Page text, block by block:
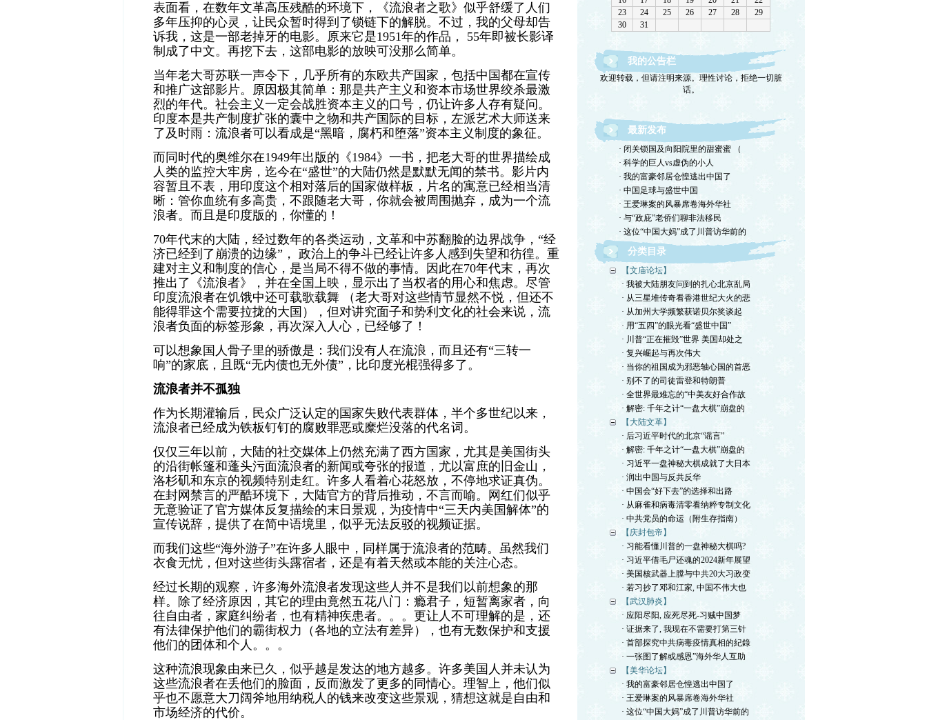
表面看，在数年文革高压残酷的环境下，
《流浪者之歌》似乎舒缓了人们
多年压抑的心灵，让民众暂时得到了锁链下的解脱。不过，我的父母却告
诉我，这是一部老掉牙的电影。原来它是1951年的作品， 55年即被长影译
制成了中文。再挖下去，这部电影的放映可没那么简单。
当年老大哥苏联一声令下，几乎所有的东欧共产国家，包括中国都在宣传
和推广这部影片。原因极其简单：那是共产主义和资本市场世界绞杀最激
烈的年代。社会主义一定会战胜资本主义的口号，仍让许多人存有疑问。
印度本是共产制度扩张的囊中之物和共产国际的目标，左派艺术大师送来
了及时雨：流浪者可以看成是“黑暗，腐朽和堕落”资本主义制度的象征。
而同时代的奥维尔在1949年出版的《1984》一书，把老大哥的世界描绘成
人类的监控大牢房，迄今在“盛世”的大陆仍然是默默无闻的禁书。影片内
容暂且不表，用印度这个相对落后的国家做样板，片名的寓意已经相当清
晰：管你血统有多高贵，不跟随老大哥，你就会被周围抛弃，成为一个流
浪者。而且是印度版的，你懂的！
70年代末的大陆，经过数年的各类运动，文革和中苏翻脸的边界战争，“经
济已经到了崩溃的边缘”， 政治上的争斗已经让许多人感到失望和彷徨。重
建对主义和制度的信心，是当局不得不做的事情。因此在70年代末，再次
推出了 《流浪者》，并在全国上映，显示出了当权者的用心和焦虑。 尽管
印度流浪者在饥饿中还可载歌载舞 （老大哥对这些情节显然不悦，但还不
能得罪这个需要拉拢的大国），但对讲究面子和势利文化的社会来说，流
浪者负面的标签形象，再次深入人心，已经够了！
可以想象国人骨子里的骄傲是：我们没有人在流浪，而且还有“三转一
响”的家底，且既“无内债也无外债”，比印度光棍强得多了。
流浪者并不孤独
作为长期灌输后，民众广泛认定的国家失败代表群体，半个多世纪以来，
流浪者已经成为铁板钉钉的腐败罪恶或糜烂没落的代名词。
仅仅三年以前，大陆的社交媒体上仍然充满了西方国家，尤其是美国街头
的沿街帐篷和蓬头污面流浪者的新闻或夸张的报道，尤以富庶的旧金山，
洛杉矶和东京的视频特别走红。许多人看着心花怒放，不停地求证真伪。
在封网禁言的严酷环境下，大陆官方的背后推动，不言而喻。网红们似乎
无意验证了官方媒体反复描绘的末日景观，为疫情中“三天内美国解体”的
宣传说辞，提供了在简中语境里，似乎无法反驳的视频证据。
而我们这些“海外游子”在许多人眼中，同样属于流浪者的范畴。虽然我们
衣食无忧，但对这些街头露宿者，还是有着天然或本能的关注心态。
经过长期的观察，许多海外流浪者发现这些人并不是我们以前想象的那
样。除了经济原因，其它的理由竟然五花八门：瘾君子，短暂离家者，向
往自由者，家庭纠纷者，也有精神疾患者。。。更让人不可理解的是，还
有法律保护他们的霸街权力（各地的立法有差异），也有无数保护和支援
他们的团体和个人。。。
这种流浪现象由来已久，似乎越是发达的地方越多。许多美国人并未认为
这些流浪者在丢他们的脸面，反而激发了更多的同情心。理智上，他们似
乎也不愿意大刀阔斧地用纳税人的钱来改变这些景观，猜想这就是自由和
市场经济的代价。
我的公告栏
欢迎转载，但请注明来源。理性讨论，拒绝一切脏
话。
最新发布
· 闭关锁国及向阳院里的甜蜜蜜 （
· 科学的巨人vs虚伪的小人
· 我的富豪邻居仓惶逃出中国了
· 中国足球与盛世中国
· 王爱琳案的风暴席卷海外华社
· 与“政庇”老侨们聊非法移民
· 这位“中国大妈”成了川普访华前的
分类目录
【文庙论坛】
· 我被大陆朋友问到的扎心北京乱局
· 从三星堆传奇看香港世纪大火的悲
· 从加州大学频繁获诺贝尔奖谈起
· 用“五四”的眼光看“盛世中国”
· 川普“正在摧毁”世界 美国却处之
· 复兴崛起与再次伟大
· 当你的祖国成为邪恶轴心国的首恶
· 别不了的司徒雷登和特朗普
· 全世界最难忘的“中美友好合作故
· 解密: 千年之计“一盘大棋”崩盘的
【大陆文革】
· 后习近平时代的北京“谣言”
· 解密: 千年之计“一盘大棋”崩盘的
· 习近平一盘神秘大棋成就了大日本
· 润出中国与反共反华
· 中国会“好下去”的选择和出路
· 从麻雀和病毒清零看纳粹专制文化
· 中共党员的命运（附生存指南）
【庆封包帝】
· 习能看懂川普的一盘神秘大棋吗?
· 习近平借毛尸还魂的2024新年展望
· 美国核武器上膛与中共20大习政变
· 若习抄了邓和江家, 中国不伟大也
【武汉肺炎】
· 应阳尽阳, 应死尽死-习贼中国梦
· 证据来了, 我现在不需要打第三针
· 首部探究中共病毒疫情真相的紀錄
· 一张图了解或感恩”海外华人互助
【美华论坛】
· 我的富豪邻居仓惶逃出中国了
· 王爱琳案的风暴席卷海外华社
· 这位“中国大妈”成了川普访华前的